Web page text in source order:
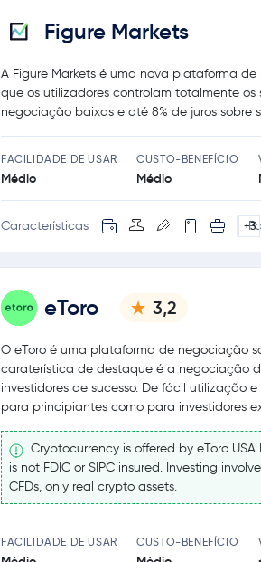
Figure Markets
A Figure Markets é uma nova plataforma
que os utilizadores controlam totalmente os
negociação baixas e até 8% de juros sobre
FACILIDADE DE USAR
Médio
CUSTO-BENEFÍCIO
Médio
Características +3
eToro 3,2
O eToro é uma plataforma de negociação
caraterística de destaque é a negociação
investidores de sucesso. De fácil utilização
para principiantes como para investidores
Cryptocurrency is offered by eToro USA
is not FDIC or SIPC insured. Investing
CFDs, only real crypto assets.
FACILIDADE DE USAR CUSTO-BENEFÍCIO